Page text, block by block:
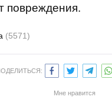
повреждения.
(5571)
Мне нравится